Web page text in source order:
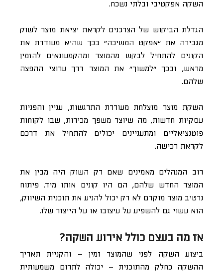
השקה אפקטיבי ובלתי נשכח.
הגדלת הביקוש של הצרכנים לקראת יציאת מוצר לשוק
מגבירה את “אפקט המשיכה” בכך שהיא מעודדת את
הקונים להתחיל לבקש מהמוצר ומהקמעונאים להזמין
מראש, ובכך “למשוך” את המוצר דרך ערוצי ההפצה
שלהם.
השקת מוצר מוצלחת מעוררת התרגשות, עניין והפניות
עסקיות חדשות, מה שיוצר משפך מכירות, שבו לקוחות
פוטנציאליים ומתעניינים יכולים להתחיל את דרכם
לקראת רכישה.
רוב המנהלים מאמינים שאם רק השוק היה מבין את
המוצר החדש שלהם, הם היו קונים אותו מיד. פיתוח
נרטיב מוצר מוקדם לא רק יכול להניע את תוכנית השיווק,
הוא עשוי גם להשפיע על עיצובו או על הייצור שלו.
אז מה בעצם כולל אירוע השקה?
ביצוע השקה לפני שהמוצר זמין – והקניית תאריך
ההשקה כחלק מהתוכנית – יכולה לתרום משמעותית